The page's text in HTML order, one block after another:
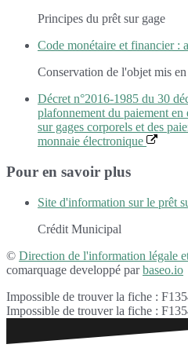
Principes du prêt sur gage
Code monétaire et financier :
Conservation de l'objet mis en
Décret n°2016-1985 du 30
plafonnement du paiement en
sur gages corporels et des
monnaie électronique
Pour en savoir plus
Site d'information sur le prêt
Crédit Municipal
© Direction de l'information légale
comarquage developpé parbaseo.io
Impossible de trouver la fiche :
Impossible de trouver la fiche :